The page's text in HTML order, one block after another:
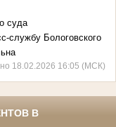
суда
службу Бологовского
18.02.2026 16:05 (МСК)
В